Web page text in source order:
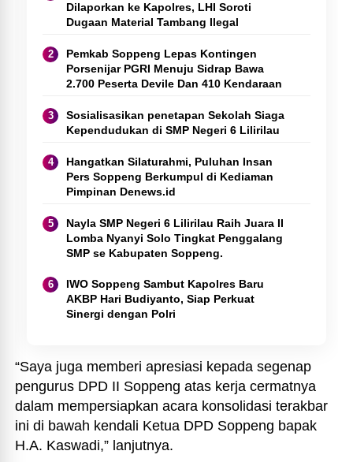
Dilaporkan ke Kapolres, LHI Soroti
Dugaan Material Tambang Ilegal
Pemkab Soppeng Lepas Kontingen
Porsenijar PGRI Menuju Sidrap Bawa
2.700 Peserta Devile Dan 410 Kendaraan
Sosialisasikan penetapan Sekolah Siaga
Kependudukan di SMP Negeri 6 Lilirilau
Hangatkan Silaturahmi, Puluhan Insan
Pers Soppeng Berkumpul di Kediaman
Pimpinan Denews.id
Nayla SMP Negeri 6 Lilirilau Raih Juara II
Lomba Nyanyi Solo Tingkat Penggalang
SMP se Kabupaten Soppeng.
IWO Soppeng Sambut Kapolres Baru
AKBP Hari Budiyanto, Siap Perkuat
Sinergi dengan Polri
“Saya juga memberi apresiasi kepada segenap
pengurus DPD II Soppeng atas kerja cermatnya
dalam mempersiapkan acara konsolidasi terakbar
ini di bawah kendali Ketua DPD Soppeng bapak
H.A. Kaswadi,” lanjutnya.